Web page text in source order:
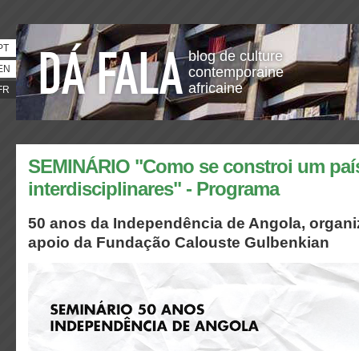
blog de culture
contemporaine
africaine
SEMINÁRIO "Como se constroi um
interdisciplinares" - Programa
50 anos da Independência de Angola,
apoio da Fundação Calouste Gulbenkian